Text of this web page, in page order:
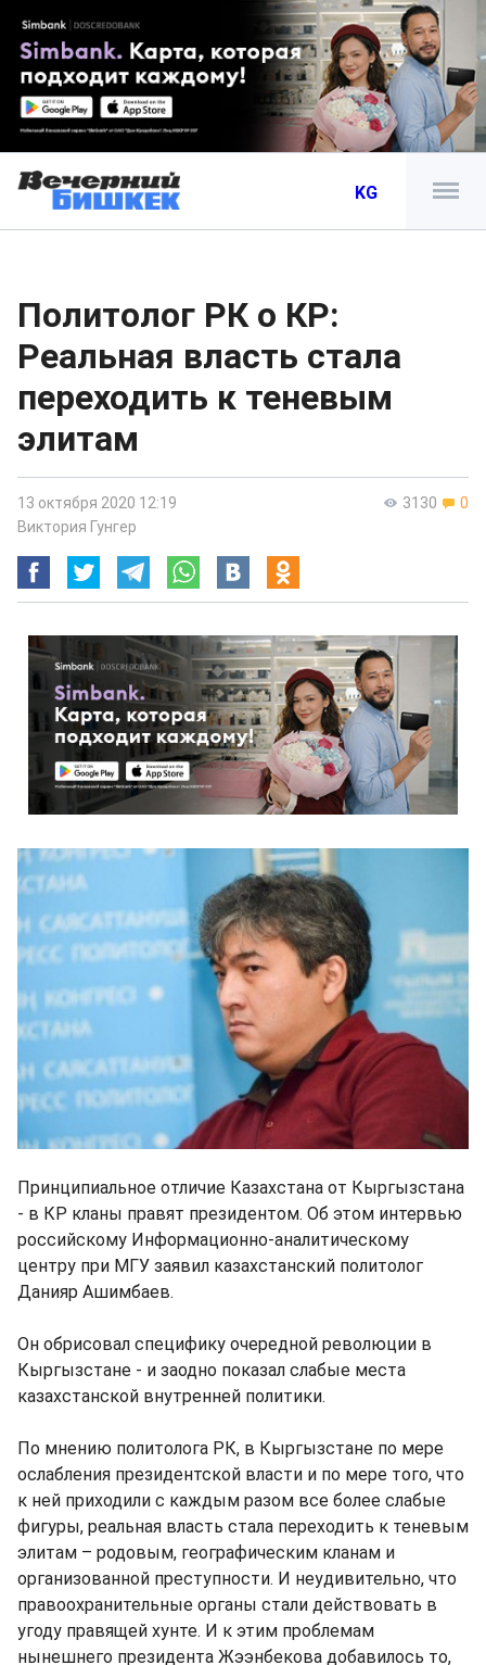
KG
Политолог РК о КР:
Реальная власть стала
переходить к теневым
элитам
3130 0
13 октября 2020 12:19
Виктория Гунгер
Принципиальное отличие Казахстана от Кыргызстана
- в КР кланы правят президентом. Об этом интервью
российскому Информационно-аналитическому
центру при МГУ заявил казахстанский политолог
Данияр Ашимбаев.
Он обрисовал специфику очередной революции в
Кыргызстане - и заодно показал слабые места
казахстанской внутренней политики.
По мнению политолога РК, в Кыргызстане по мере
ослабления президентской власти и по мере того, что
к ней приходили с каждым разом все более слабые
фигуры, реальная власть стала переходить к теневым
элитам – родовым, географическим кланам и
организованной преступности. И неудивительно, что
правоохранительные органы стали действовать в
угоду правящей хунте. И к этим проблемам
нынешнего президента Жээнбекова добавилось то,